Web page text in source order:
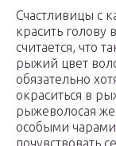
Счастливицы с
красить голову
считается, что
рыжий цвет
обязательно
окраситься в
рыжеволосая
особыми
почувствовать